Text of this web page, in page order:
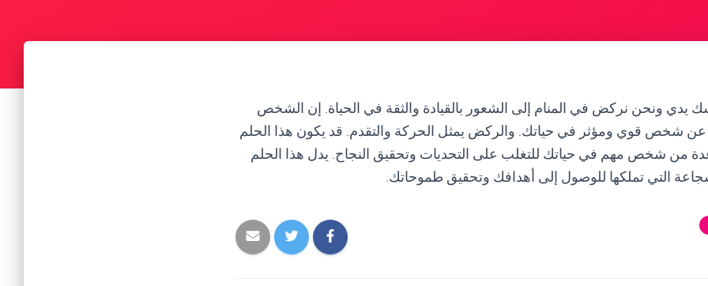
ونحن نركض في المنام إلى الشعور بالقيادة والثقة في الحياة. إن الشخص
شخص قوي ومؤثر في حياتك. والركض يمثل الحركة والتقدم. قد يكون هذا الحلم
من شخص مهم في حياتك للتغلب على التحديات وتحقيق النجاح. يدل هذا الحلم
التي تملكها للوصول إلى أهدافك وتحقيق طموحاتك.